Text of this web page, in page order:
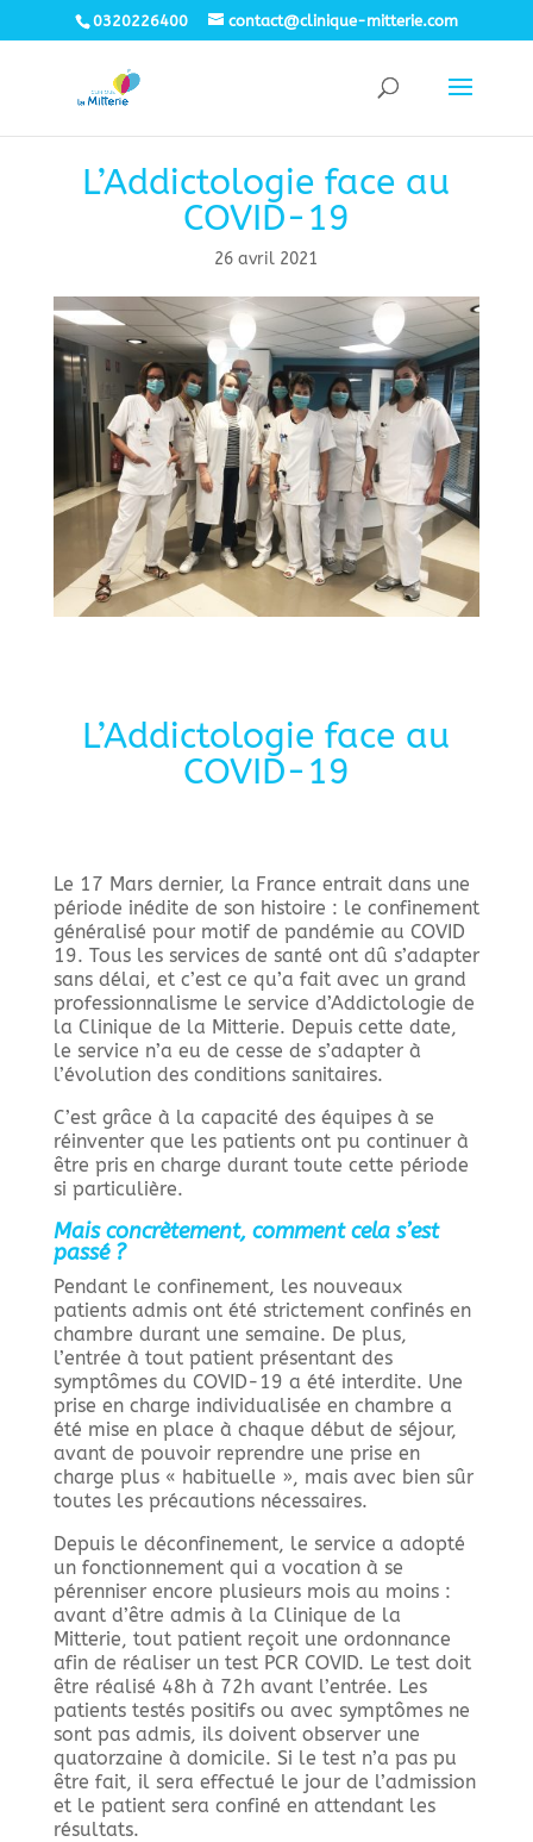
0320226400 contact@clinique-mitterie.com
L’Addictologie face au
COVID-19
26 avril 2021
L’Addictologie face au
COVID-19
Le 17 Mars dernier, la France entrait dans une
période inédite de son histoire : le confinement
généralisé pour motif de pandémie au COVID
19. Tous les services de santé ont dû s’adapter
sans délai, et c’est ce qu’a fait avec un grand
professionnalisme le service d’Addictologie de
la Clinique de la Mitterie. Depuis cette date,
le service n’a eu de cesse de s’adapter à
l’évolution des conditions sanitaires.
C’est grâce à la capacité des équipes à se
réinventer que les patients ont pu continuer à
être pris en charge durant toute cette période
si particulière.
Mais concrètement, comment cela s’est
passé ?
Pendant le confinement, les nouveaux
patients admis ont été strictement confinés en
chambre durant une semaine. De plus,
l’entrée à tout patient présentant des
symptômes du COVID-19 a été interdite. Une
prise en charge individualisée en chambre a
été mise en place à chaque début de séjour,
avant de pouvoir reprendre une prise en
charge plus « habituelle », mais avec bien sûr
toutes les précautions nécessaires.
Depuis le déconfinement, le service a adopté
un fonctionnement qui a vocation à se
pérenniser encore plusieurs mois au moins :
avant d’être admis à la Clinique de la
Mitterie, tout patient reçoit une ordonnance
afin de réaliser un test PCR COVID. Le test doit
être réalisé 48h à 72h avant l’entrée. Les
patients testés positifs ou avec symptômes ne
sont pas admis, ils doivent observer une
quatorzaine à domicile. Si le test n’a pas pu
être fait, il sera effectué le jour de l’admission
et le patient sera confiné en attendant les
résultats.